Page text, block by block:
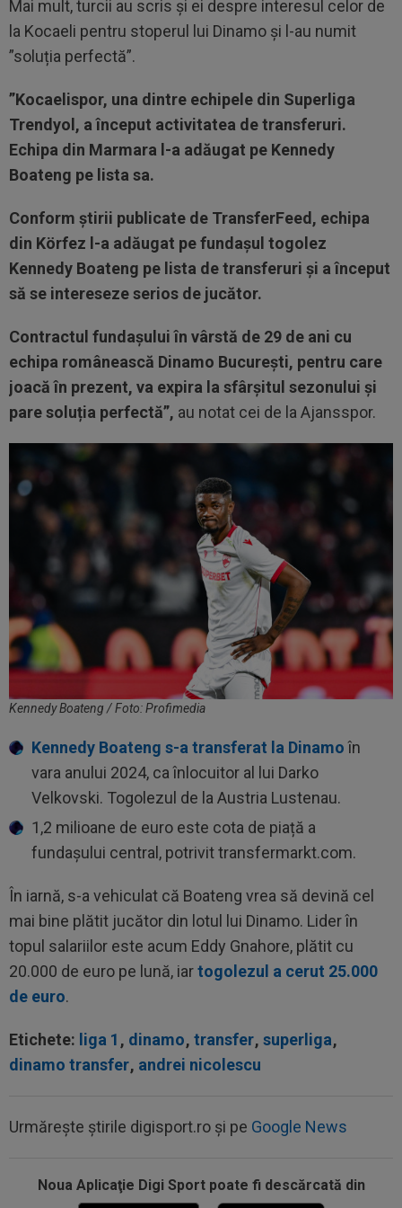
Mai mult, turcii au scris și ei despre interesul celor de
la Kocaeli pentru stoperul lui Dinamo și l-au numit
”soluția perfectă”.
”Kocaelispor, una dintre echipele din Superliga
Trendyol, a început activitatea de transferuri.
Echipa din Marmara l-a adăugat pe Kennedy
Boateng pe lista sa.
Conform știrii publicate de TransferFeed, echipa
din Körfez l-a adăugat pe fundașul togolez
Kennedy Boateng pe lista de transferuri și a început
să se intereseze serios de jucător.
Contractul fundașului în vârstă de 29 de ani cu
echipa românească Dinamo București, pentru care
joacă în prezent, va expira la sfârșitul sezonului și
pare soluția perfectă”, au notat cei de la Ajansspor.
Kennedy Boateng / Foto: Profimedia
Kennedy Boateng s-a transferat la Dinamoîn
vara anului 2024, ca înlocuitor al lui Darko
Velkovski. Togolezul de la Austria Lustenau.
1,2 milioane de euro este cota de piață a
fundașului central, potrivit transfermarkt.com.
În iarnă, s-a vehiculat că Boateng vrea să devină cel
mai bine plătit jucător din lotul lui Dinamo. Lider în
topul salariilor este acum Eddy Gnahore, plătit cu
20.000 de euro pe lună, iartogolezul a cerut 25.000
de euro.
Etichete: liga 1 , dinamo, transfer, superliga,
dinamo transfer, andrei nicolescu
Urmărește știrile digisport.ro și pe Google News
Noua Aplicaţie Digi Sport poate fi descărcată din